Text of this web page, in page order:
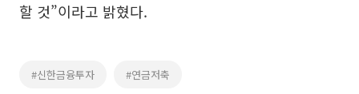
할 것”이라고 밝혔다.
#신한금융투자 #연금저축